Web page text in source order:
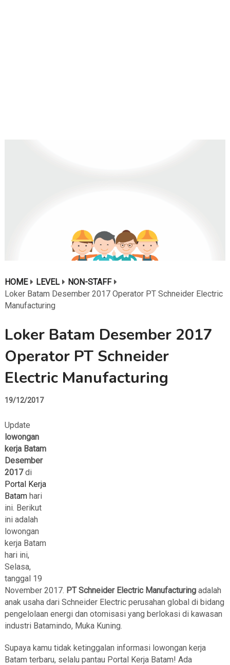
HOME LEVEL
NON-STAFF
Loker Batam Desember 2017 Operator PT Schneider Electric
Manufacturing
Loker Batam Desember 2017
Operator PT Schneider
Electric Manufacturing
19/12/2017
Update
lowongan
kerja Batam
Desember
2017di
Portal Kerja
Batamhari
ini. Berikut
ini adalah
lowongan
kerja Batam
hari ini,
Selasa,
tanggal 19
November 2017. PT Schneider Electric Manufacturingadalah
anak usaha dari Schneider Electric perusahan global di bidang
pengelolaan energi dan otomisasi yang berlokasi di kawasan
industri Batamindo, Muka Kuning.
Supaya kamu tidak ketinggalan informasi lowongan kerja
Batam terbaru, selalu pantau Portal Kerja Batam! Ada